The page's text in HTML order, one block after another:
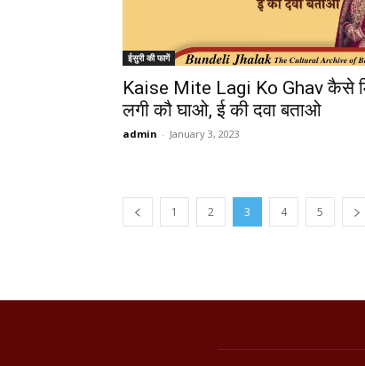
ईसुरी की फागें
Kaise Mite Lagi Ko Ghav कैसे
लगी कौ घाओ, ई की दवा बताओ
admin - January 3, 2023
1 2 3 4 5